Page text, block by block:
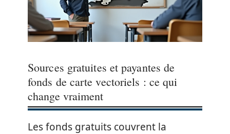
Sources gratuites et payantes de
fonds de carte vectoriels : ce qui
change vraiment
Les fonds gratuits couvrent la